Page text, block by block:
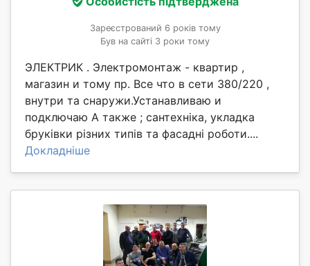
Зареєстрований 6 років тому
Був на сайті 3 роки тому
ЭЛЕКТРИК . Электромонтаж - квартир ,
магазин и тому пр. Все что в сети 380/220 ,
внутри та снаружи.Устанавливаю и
подключаю А также ; сантехніка, укладка
бруківки різних типів та фасадні роботи....
Докладніше